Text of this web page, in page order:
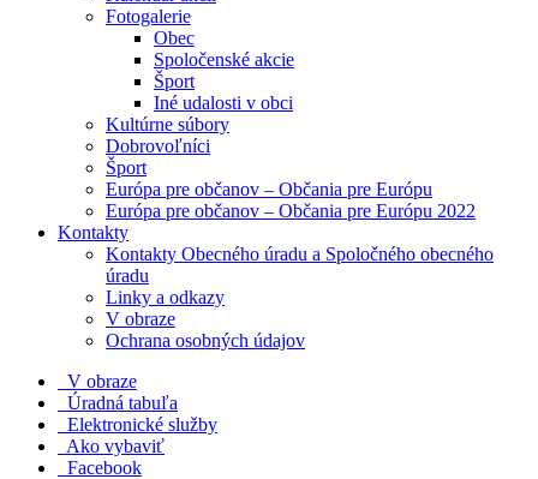
Fotogalerie
Obec
Spoločenské akcie
Šport
Iné udalosti v obci
Kultúrne súbory
Dobrovoľníci
Šport
Európa pre občanov – Občania pre Európu
Európa pre občanov – Občania pre Európu 2022
Kontakty
Kontakty Obecného úradu a Spoločného obecného
úradu
Linky a odkazy
V obraze
Ochrana osobných údajov
V obraze
Úradná tabuľa
Elektronické služby
Ako vybaviť
Facebook